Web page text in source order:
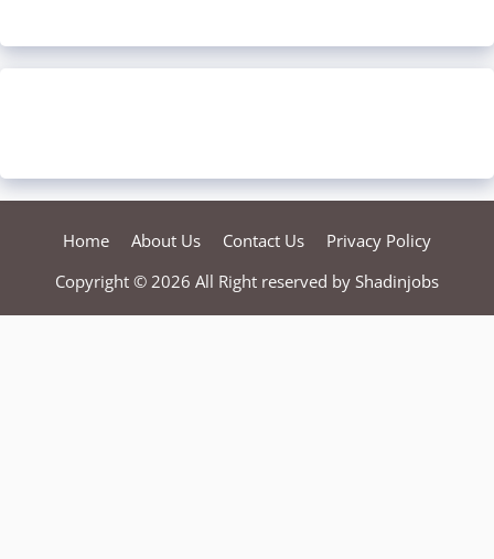
Home About Us Contact Us
Privacy Policy
Copyright © 2026 All Right reserved by Shadinjobs